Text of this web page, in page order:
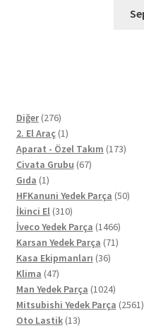
Diğer 276276
ürün
2. El Araç 11
ürün
Aparat - Özel Takım 173173
Civata Grubu 6767
Gıda 11
ürün
HFKanuni Yedek Parça 5050
İkinci El 310310
ürün
İveco Yedek Parça 14661466
ürün
Karsan Yedek Parça 7171
Kasa Ekipmanları 3636
Klima 4747
ürün
Man Yedek Parça 10241024
ürün
Mitsubishi Yedek Parça 2561
Oto Lastik 1313